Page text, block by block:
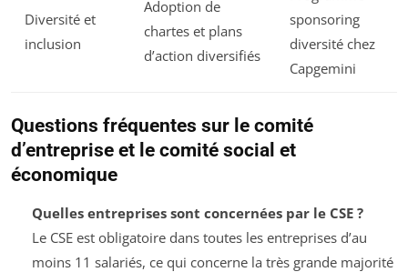
Diversité et
inclusion
Adoption de
chartes et plans
d’action diversifiés
sponsoring
diversité chez
Capgemini
Questions fréquentes sur le comité
d’entreprise et le comité social et
économique
Quelles entreprises sont concernées par le CSE ?
Le CSE est obligatoire dans toutes les entreprises d’au
moins 11 salariés, ce qui concerne la très grande majorité